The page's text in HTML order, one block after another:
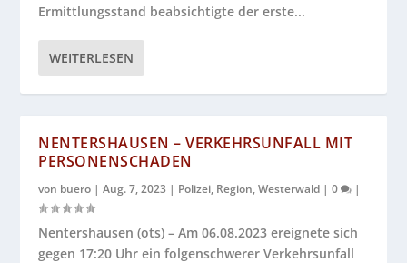
Ermittlungsstand beabsichtigte der erste...
WEITERLESEN
NENTERSHAUSEN – VERKEHRSUNFALL MIT
PERSONENSCHADEN
von buero |Aug. 7, 2023 | Polizei, Region,Westerwald |0 |
Nentershausen (ots) – Am 06.08.2023 ereignete sich
gegen 17:20 Uhr ein folgenschwerer Verkehrsunfall